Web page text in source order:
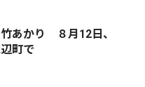
あかり ８月12日、
町で